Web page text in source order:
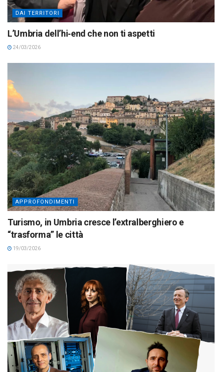
DAI TERRITORI
L’Umbria dell’hi‑end che non ti aspetti
24/03/2026
APPROFONDIMENTI
Turismo, in Umbria cresce l’extralberghiero e
“trasforma” le città
19/03/2026